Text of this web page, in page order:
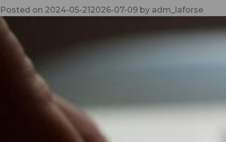
Posted on 2024-05-212026-07-09 by adm_laforse